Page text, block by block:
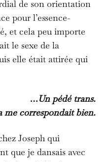
de son orientation
pour l’essence-
et cela peu importe
le sexe de la
elle était attirée qui
… Un pédé trans.
me correspondait bien.
Joseph qui
que je dansais avec